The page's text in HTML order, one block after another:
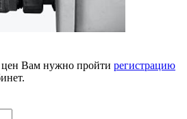
Вам нужно пройти регистрацию